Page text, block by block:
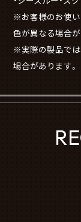
※お客様のお使い
色が異なる場合が
※実際の製品では
場合があります。